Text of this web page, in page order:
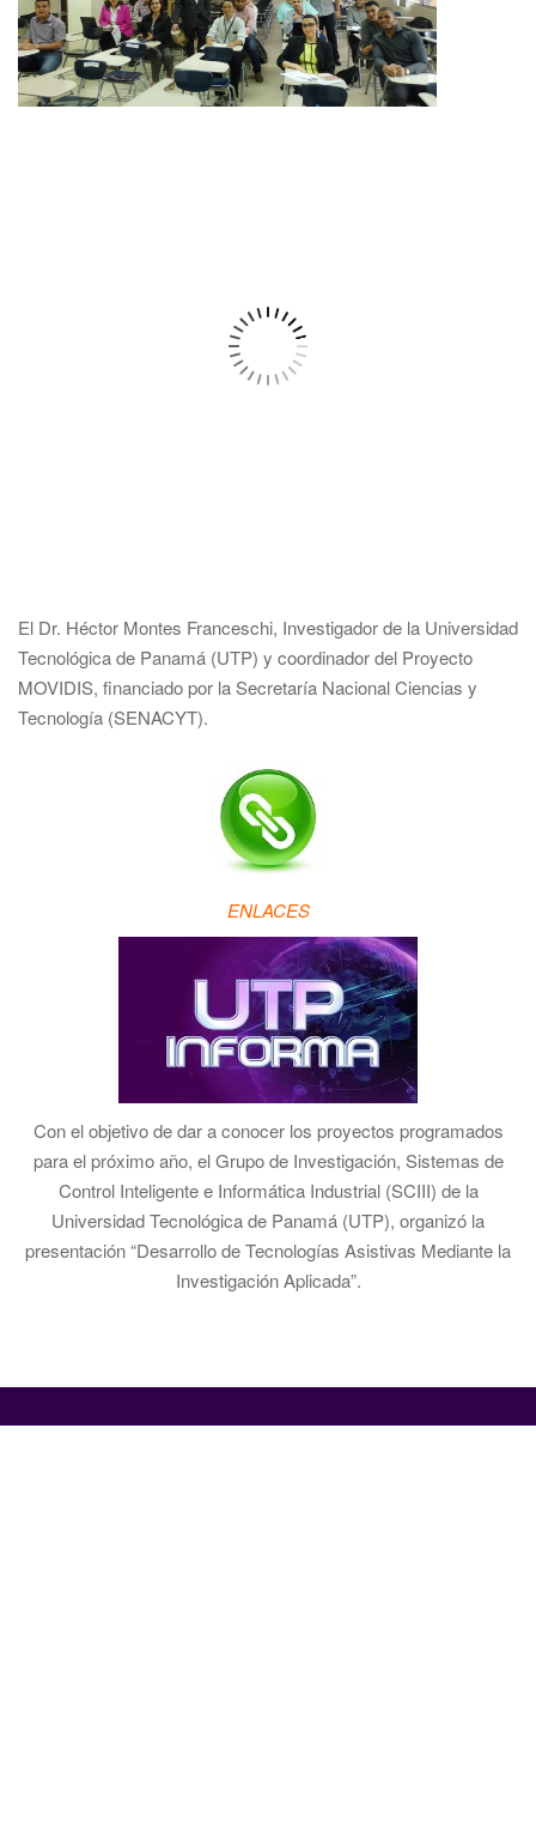
El Dr. Héctor Montes Franceschi, Investigador de la Universidad
Tecnológica de Panamá (UTP) y coordinador del Proyecto
MOVIDIS, financiado por la Secretaría Nacional Ciencias y
Tecnología (SENACYT).
ENLACES
Con el objetivo de dar a conocer los proyectos programados
para el próximo año, el Grupo de Investigación, Sistemas de
Control Inteligente e Informática Industrial (SCIII) de la
Universidad Tecnológica de Panamá (UTP), organizó la
presentación “Desarrollo de Tecnologías Asistivas Mediante la
Investigación Aplicada”.